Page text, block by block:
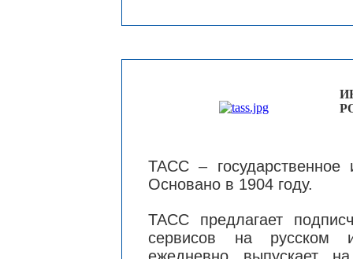
ТАСС – государственное
Основано в 1904 году.
ТАСС предлагает
сервисов на русском